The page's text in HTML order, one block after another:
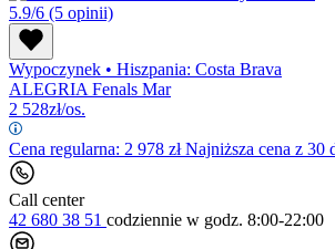
5.9/6 (5 opinii)
Wypoczynek • Hiszpania: Costa Brava
ALEGRIA Fenals Mar
2 528zł/os.
Cena regularna: 2 978 złNajniższa cena z 30
Call center
42 680 38 51 codziennie w godz. 8:00-22:00